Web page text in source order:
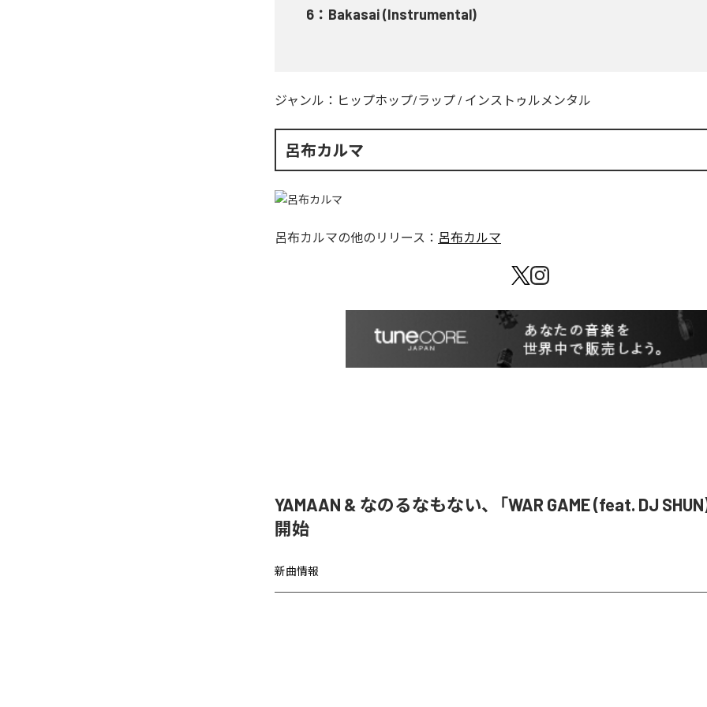
6 ： Bakasai (Instrumental)
ジャンル： ヒップホップ/ラップ / インストゥルメンタル
呂布カルマ
呂布カルマの他のリリース： 呂布カルマ
YAMAAN & なのるなもない、「WAR GAME (feat. DJ
開始
新曲情報